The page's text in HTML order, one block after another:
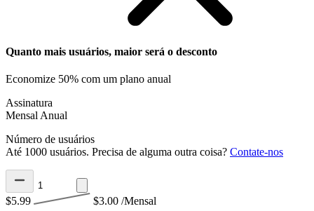
Quanto mais usuários, maior será o desconto
Economize 50% com um plano anual
Assinatura
Mensal Anual
Número de usuários
Até 1000 usuários. Precisa de alguma outra coisa? Contate-nos
$5.99 $3.00 /Mensal